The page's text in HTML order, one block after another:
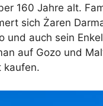
160 Jahre alt.
sich Żaren
auch sein
auf Gozo und
kaufen.